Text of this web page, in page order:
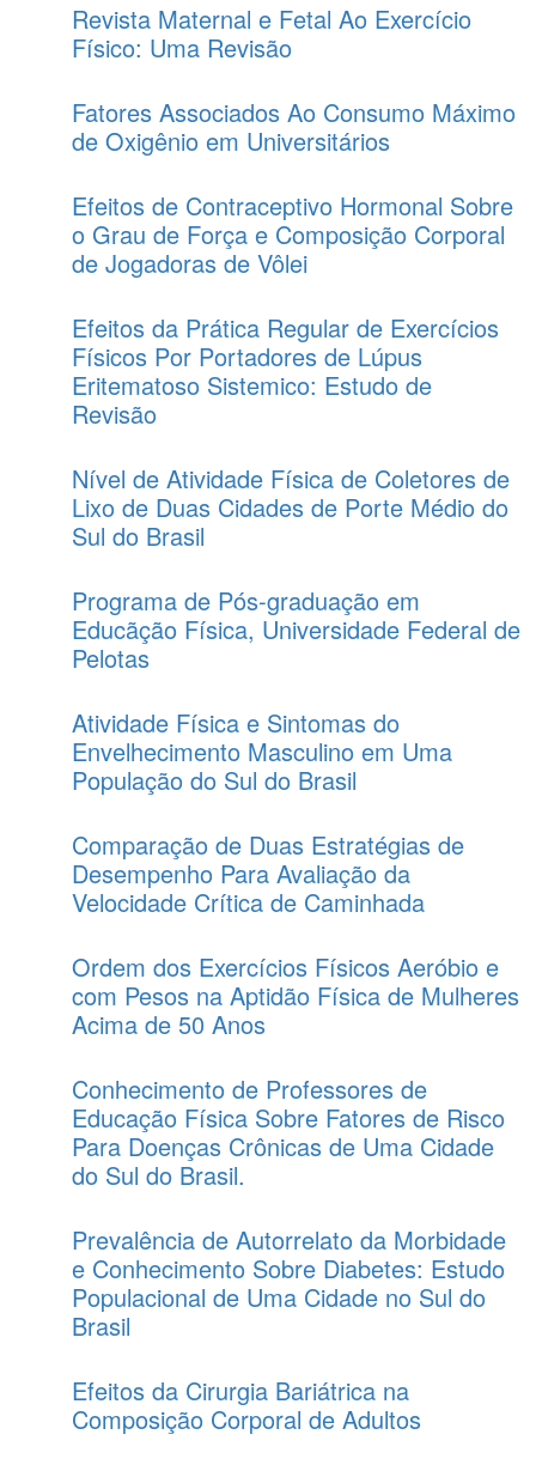
Revista Maternal e Fetal Ao Exercício
Físico: Uma Revisão
Fatores Associados Ao Consumo Máximo
de Oxigênio em Universitários
Efeitos de Contraceptivo Hormonal Sobre
o Grau de Força e Composição Corporal
de Jogadoras de Vôlei
Efeitos da Prática Regular de Exercícios
Físicos Por Portadores de Lúpus
Eritematoso Sistemico: Estudo de
Revisão
Nível de Atividade Física de Coletores de
Lixo de Duas Cidades de Porte Médio do
Sul do Brasil
Programa de Pós-graduação em
Educãção Física, Universidade Federal de
Pelotas
Atividade Física e Sintomas do
Envelhecimento Masculino em Uma
População do Sul do Brasil
Comparação de Duas Estratégias de
Desempenho Para Avaliação da
Velocidade Crítica de Caminhada
Ordem dos Exercícios Físicos Aeróbio e
com Pesos na Aptidão Física de Mulheres
Acima de 50 Anos
Conhecimento de Professores de
Educação Física Sobre Fatores de Risco
Para Doenças Crônicas de Uma Cidade
do Sul do Brasil.
Prevalência de Autorrelato da Morbidade
e Conhecimento Sobre Diabetes: Estudo
Populacional de Uma Cidade no Sul do
Brasil
Efeitos da Cirurgia Bariátrica na
Composição Corporal de Adultos